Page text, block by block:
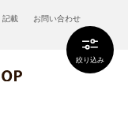
絞り込み
記載 お問い合わせ